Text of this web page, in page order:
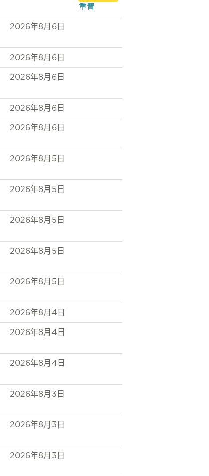
重置
2026年8月6日
2026年8月6日
2026年8月6日
2026年8月6日
2026年8月6日
2026年8月5日
2026年8月5日
2026年8月5日
2026年8月5日
2026年8月5日
2026年8月4日
2026年8月4日
2026年8月4日
2026年8月3日
2026年8月3日
2026年8月3日